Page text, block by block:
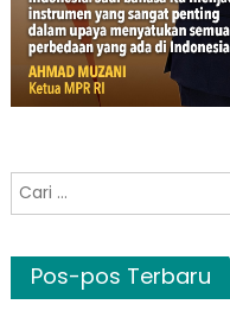
Cari
untuk:
Pos-pos Terbaru